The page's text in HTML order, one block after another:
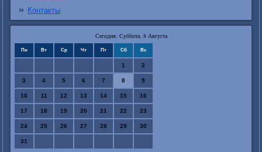
Контакты
Сегодня: Суббота, 8 Августа
Пн Вт Ср Чт Пт Сб Вс
1 2
3 4 5 6 7 8 9
10 11 12 13 14 15 16
17 18 19 20 21 22 23
24 25 26 27 28 29 30
31